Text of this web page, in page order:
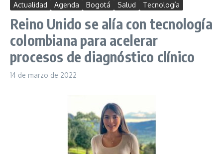
Actualidad Agenda Bogotá Salud Tecnología
Reino Unido se alía con tecnología
colombiana para acelerar
procesos de diagnóstico clínico
14 de marzo de 2022